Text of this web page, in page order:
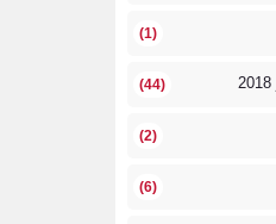
(1)
(44)
(2)
(6)